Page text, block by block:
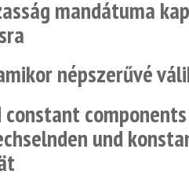
mandátuma
népszerűvé
constant
und